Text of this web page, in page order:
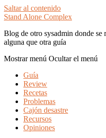
Saltar al contenido
Stand Alone Complex
Blog de otro sysadmin donde se
alguna que otra guía
Mostrar menú Ocultar el menú
Guía
Review
Recetas
Problemas
Cajón desastre
Recursos
Opiniones